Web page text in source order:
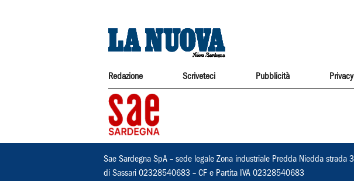
Redazione Scriveteci Pubblicità Privacy
Sae Sardegna SpA – sede legale Zona industriale Predda Niedda
di Sassari 02328540683 – CF e Partita IVA 02328540683